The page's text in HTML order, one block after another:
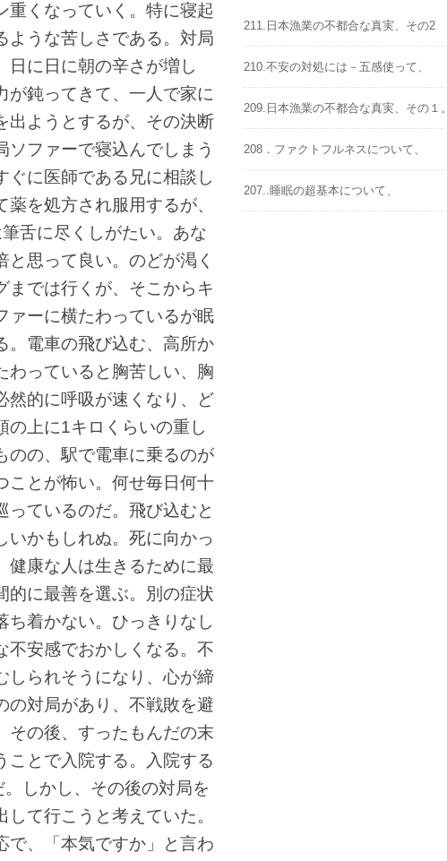
重くなっていく。特に寝起
ような苦しさである。対局
日に日に朝の辛さが増し
が鈍ってきて、一人で家に
出ようとするが、その決断
ファーで寝込んでしまう
ぐに医師である兄に相談し
を処方され服用するが、
舌に尽くしがたい。あな
思って良い。のどが渇く
までは行くが、そこからキ
ァーに横たわっているが眠
。電車の飛び込む、高所か
わっていると胸苦しい、胸
然的に呼吸が速くなり、ど
の上に1キロくらいの重し
のの、駅で電車に乗るのが
ことが怖い。何せ毎日何十
っているのだ。飛び込むと
いかもしれぬ。死に向かっ
健康な人は生きるために最
的に最善を選ぶ。別の症状
ち着かない。ひっきりなし
不安感でおかしくなる。不
しられそうになり、心が締
の対局があり、不戦敗を避
その後、すったもんだの末
ことで入院する。入院する
しかし、その後の対局を
て行こうと考えていた。
で、「本気ですか」と言わ
211.日本漁業の不都合な真実、その2
210.不安の対処には－五感使って、
209.日本漁業の不都合な真実、その１。
208．ファクトフルネスについて、
207..睡眠の超基本について、